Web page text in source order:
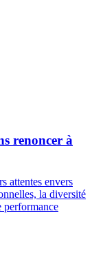
renoncer à
attentes envers
la diversité
performance